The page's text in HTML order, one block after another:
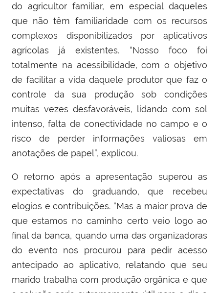
do agricultor familiar, em especial daqueles
que não têm familiaridade com os recursos
complexos disponibilizados por aplicativos
agrícolas já existentes. “Nosso foco foi
totalmente na acessibilidade, com o objetivo
de facilitar a vida daquele produtor que faz o
controle da sua produção sob condições
muitas vezes desfavoráveis, lidando com sol
intenso, falta de conectividade no campo e o
risco de perder informações valiosas em
anotações de papel”, explicou.
O retorno após a apresentação superou as
expectativas do graduando, que recebeu
elogios e contribuições. “Mas a maior prova de
que estamos no caminho certo veio logo ao
final da banca, quando uma das organizadoras
do evento nos procurou para pedir acesso
antecipado ao aplicativo, relatando que seu
marido trabalha com produção orgânica e que